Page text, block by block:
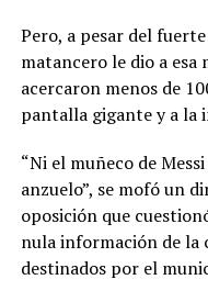
Pero, a pesar del
matancero le dio a esa
acercaron menos de
pantalla gigante y a la
“Ni el muñeco de
anzuelo”, se mofó un
oposición que
nula información de la
destinados por el